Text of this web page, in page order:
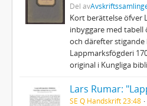
Del av
Kort berättelse öfver
inbyggare med
och därefter
Lappmarksfögderi
original i Kungliga
SE Q Handskrift 23:48